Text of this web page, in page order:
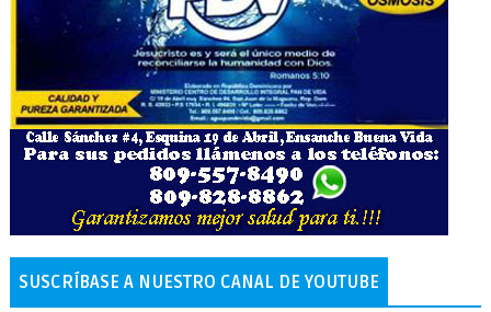
SUSCRÍBASE A NUESTRO CANAL DE YOUTUBE